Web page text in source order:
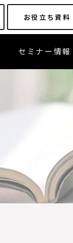
お役立ち資料
セミナー情報